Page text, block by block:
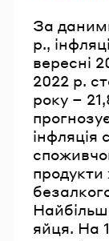
За
р.,
вересні
2022 р.
року –
яйця. На